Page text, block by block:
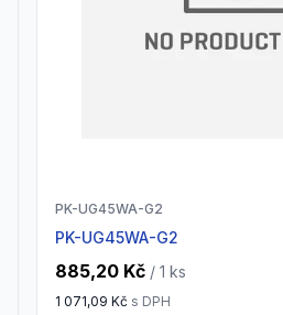
PK-UG45WA-G2
PK-UG45WA-G2
885,20 Kč / 1 ks
1 071,09 Kč s DPH